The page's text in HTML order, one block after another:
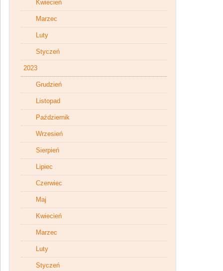
Kwiecień
Marzec
Luty
Styczeń
2023
Grudzień
Listopad
Październik
Wrzesień
Sierpień
Lipiec
Czerwiec
Maj
Kwiecień
Marzec
Luty
Styczeń